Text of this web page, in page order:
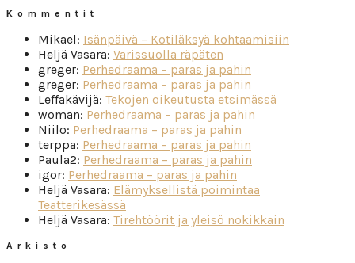
Kommentit
Mikael: Isänpäivä – Kotiläksyä kohtaamisiin
Heljä Vasara: Varissuolla räpäten
greger: Perhedraama – paras ja pahin
greger: Perhedraama – paras ja pahin
Leffakävijä: Tekojen oikeutusta etsimässä
woman: Perhedraama – paras ja pahin
Niilo: Perhedraama – paras ja pahin
terppa: Perhedraama – paras ja pahin
Paula2: Perhedraama – paras ja pahin
igor: Perhedraama – paras ja pahin
Heljä Vasara: Elämyksellistä poimintaa
Teatterikesässä
Heljä Vasara: Tirehtöörit ja yleisö nokikkain
Arkisto